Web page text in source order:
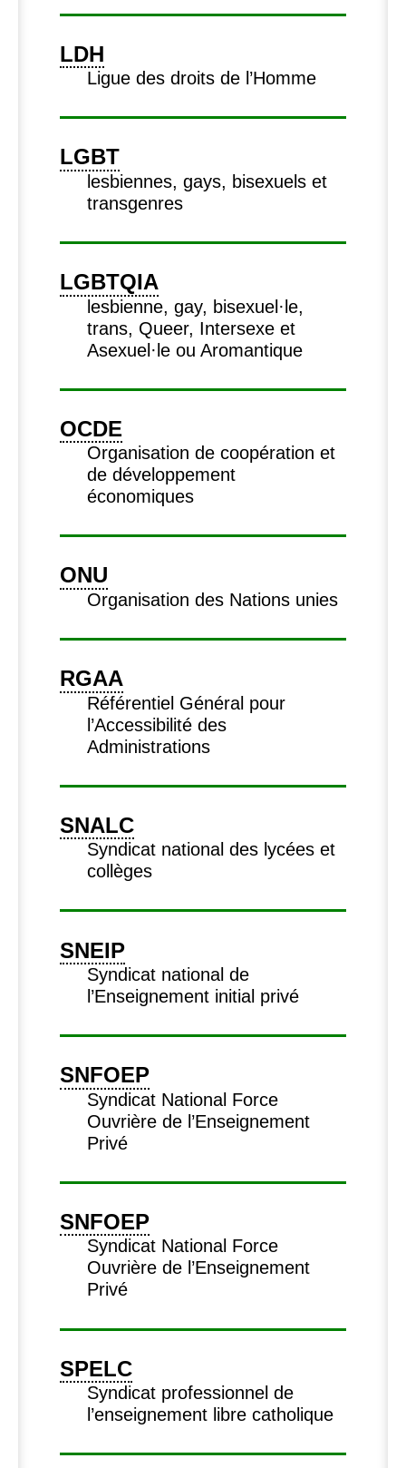
LDH
Ligue des droits de l’Homme
LGBT
lesbiennes, gays, bisexuels et
transgenres
LGBTQIA
lesbienne, gay, bisexuel·le,
trans, Queer, Intersexe et
Asexuel·le ou Aromantique
OCDE
Organisation de coopération et
de développement
économiques
ONU
Organisation des Nations unies
RGAA
Référentiel Général pour
l’Accessibilité des
Administrations
SNALC
Syndicat national des lycées et
collèges
SNEIP
Syndicat national de
l’Enseignement initial privé
SNFOEP
Syndicat National Force
Ouvrière de l’Enseignement
Privé
SNFOEP
Syndicat National Force
Ouvrière de l’Enseignement
Privé
SPELC
Syndicat professionnel de
l’enseignement libre catholique